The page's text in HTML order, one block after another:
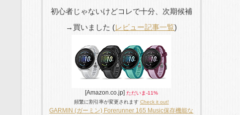
初心者じゃないけどコレで十分、次期候補
→買いました (レビュー記事一覧)
[Amazon.co.jp] ただいま-11%
頻繁に割引率が変更されます Check it out!
GARMIN (ガーミン) Forerunner 165 Music保存機能な